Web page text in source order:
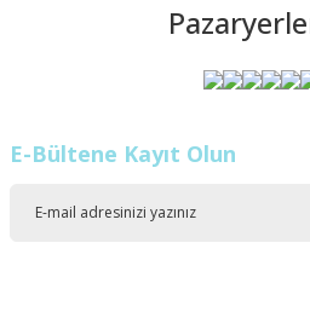
E-Bültene Kayıt Olun